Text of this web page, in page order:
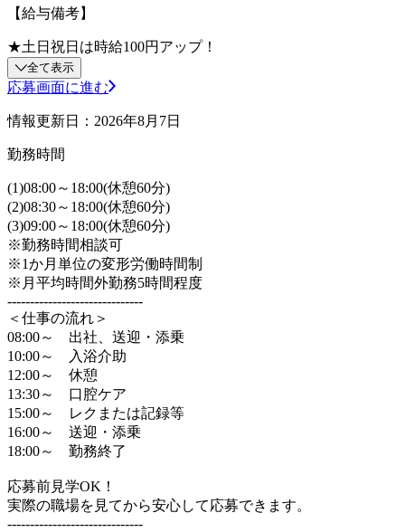
【給与備考】
★土日祝日は時給100円アップ！
全て表示
応募画面に進む
情報更新日：2026年8月7日
勤務時間
(1)08:00～18:00(休憩60分)
(2)08:30～18:00(休憩60分)
(3)09:00～18:00(休憩60分)
※勤務時間相談可
※1か月単位の変形労働時間制
※月平均時間外勤務5時間程度
------------------------------
＜仕事の流れ＞
08:00～ 出社、送迎・添乗
10:00～ 入浴介助
12:00～ 休憩
13:30～ 口腔ケア
15:00～ レクまたは記録等
16:00～ 送迎・添乗
18:00～ 勤務終了
応募前見学OK！
実際の職場を見てから安心して応募できます。
------------------------------